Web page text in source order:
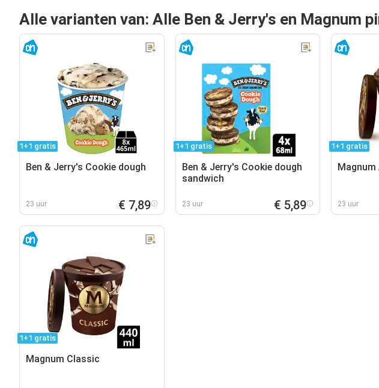
Alle varianten van: Alle Ben & Jerry's en Magnum
1+1 gratis
Ben & Jerry's Cookie dough
23 uur € 7,89
1+1 gratis
Ben & Jerry's Cookie dough
sandwich
23 uur € 5,89
1+1 gratis
Magnum
23 uur
1+1 gratis
Magnum Classic